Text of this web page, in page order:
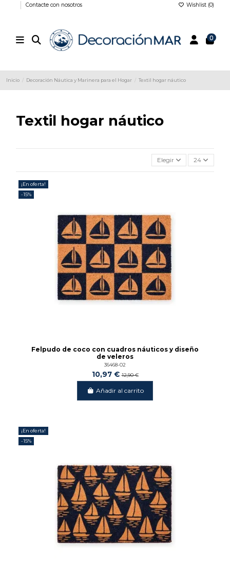
Contacte con nosotros Wishlist (0)
0
Inicio Decoración Náutica y Marinera para el Hogar Textil hogar náutico
Textil hogar náutico
Elegir 24
¡En oferta!
-15%
Felpudo de coco con cuadros náuticos y diseño
de veleros
36468-02
10,97 €12,90 €
Añadir al carrito
¡En oferta!
-15%